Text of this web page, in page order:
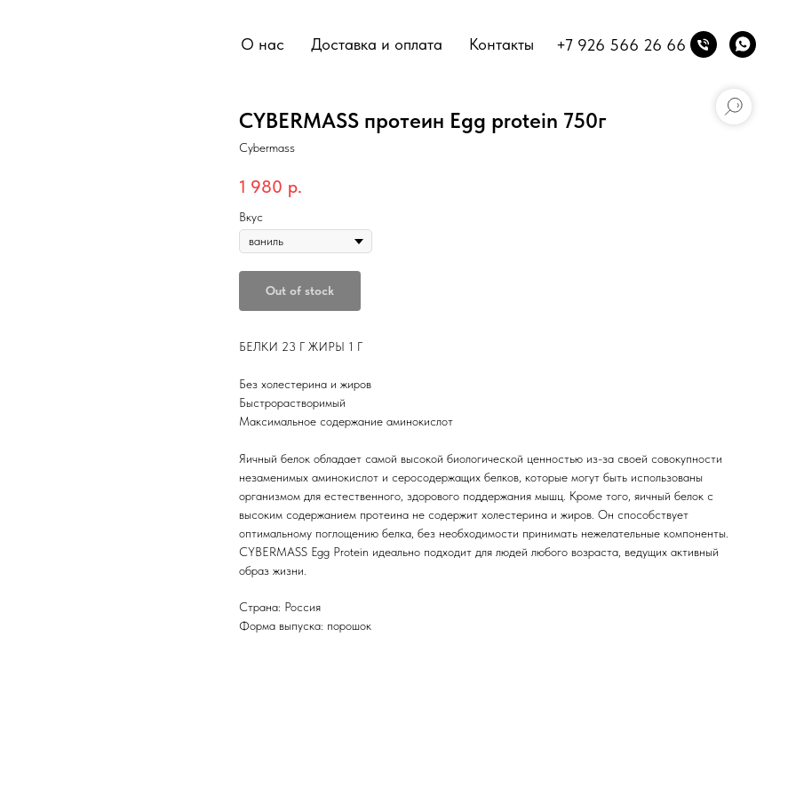
О нас Доставка и оплата Контакты +7 926 566 26 66
CYBERMASS протеин Egg protein 750г
Cybermass
1 980 р.
Вкус
Out of stock
БЕЛКИ 23 Г ЖИРЫ 1 Г
Без холестерина и жиров
Быстрорастворимый
Максимальное содержание аминокислот
Яичный белок обладает самой высокой биологической ценностью из-за своей совокупности
незаменимых аминокислот и серосодержащих белков, которые могут быть использованы
организмом для естественного, здорового поддержания мышц. Кроме того, яичный белок с
высоким содержанием протеина не содержит холестерина и жиров. Он способствует
оптимальному поглощению белка, без необходимости принимать нежелательные компоненты.
CYBERMASS Egg Protein идеально подходит для людей любого возраста, ведущих активный
образ жизни.
Страна: Россия
Форма выпуска: порошок